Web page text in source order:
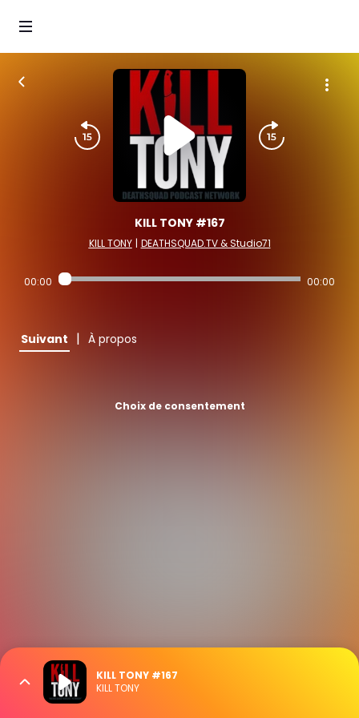
KILL TONY #167
KILL TONY | DEATHSQUAD.TV & Studio71
00:00 00:00
Suivant | À propos
Choix de consentement
KILL TONY #167
KILL TONY